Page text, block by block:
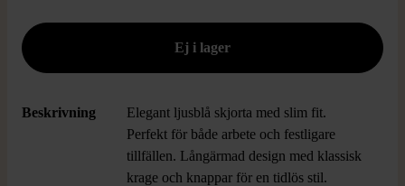
Beskrivning
Elegant ljusblå skjorta med slim fit.
Perfekt för både arbete och festligare
tillfällen. Långärmad design med klassisk
krage och knappar för en tidlös stil.